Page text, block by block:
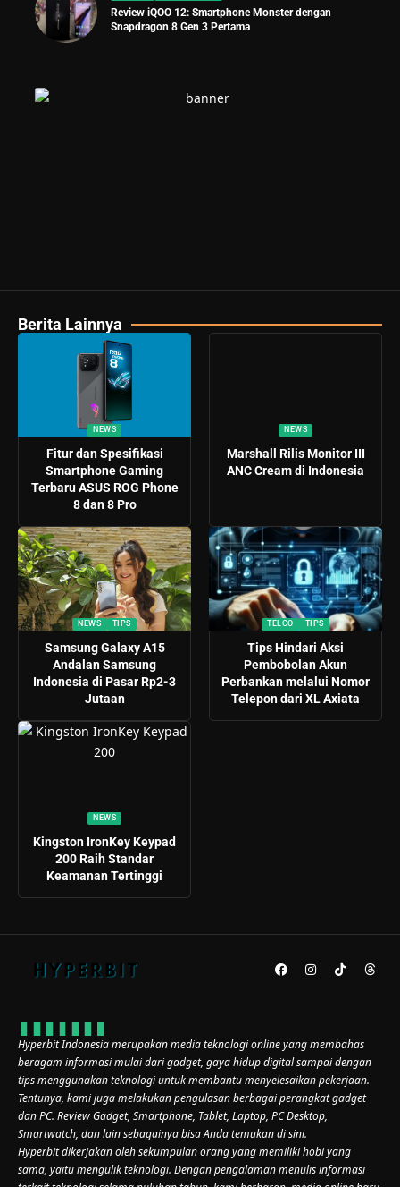
Review iQOO 12: Smartphone Monster dengan
Snapdragon 8 Gen 3 Pertama
Berita Lainnya
NEWS
Fitur dan Spesifikasi
Smartphone Gaming
Terbaru ASUS ROG Phone
8 dan 8 Pro
NEWS
Marshall Rilis Monitor III
ANC Cream di Indonesia
NEWS TIPS
Samsung Galaxy A15
Andalan Samsung
Indonesia di Pasar Rp2-3
Jutaan
TELCO TIPS
Tips Hindari Aksi
Pembobolan Akun
Perbankan melalui Nomor
Telepon dari XL Axiata
NEWS
Kingston IronKey Keypad
200 Raih Standar
Keamanan Tertinggi
Hyperbit Indonesia merupakan media teknologi online yang membahas
beragam informasi mulai dari gadget, gaya hidup digital sampai dengan
tips menggunakan teknologi untuk membantu menyelesaikan pekerjaan.
Tentunya, kami juga melakukan pengulasan berbagai perangkat gadget
dan PC. Review Gadget, Smartphone, Tablet, Laptop, PC Desktop,
Smartwatch, dan lain sebagainya bisa Anda temukan di sini.
Hyperbit dikerjakan oleh sekumpulan orang yang memiliki hobi yang
sama, yaitu mengulik teknologi. Dengan pengalaman menulis informasi